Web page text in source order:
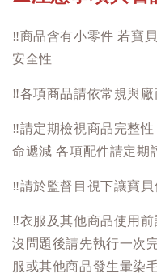
‼️商品含有小零件 若寶
安全性
‼️各項商品請依常規與廠
‼️請定期檢視商品完整
命遞減 各項配件請定期
‼️請於監督目視下讓寶貝
‼️衣服及其他商品使用
沒問題後請先執行一次
服或其他商品發生暈染